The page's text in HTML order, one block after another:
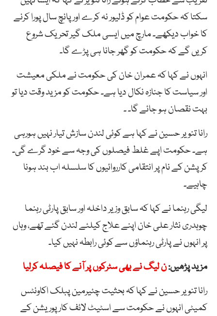
سکتا کہ حکومت عوام کو ڈلیور نہ کرے اور پانچ سال پورا کرنے
کا خواب دیکھے۔ مارچ میں ایسی ملک گیر تحریک شروع
کریں گے کہ حکومت کو گھر جانا ہی پڑے گا۔
انہوں نے کہا کہ عمران خان کی حکومت نے ملکی معیشت
اور سیاست کا جنازہ نکال دیا ہے۔ حکومت کو مزید وقت دیا تو
بہت نقصان ہو جائے گا۔ ۔
رانا تنویر حسین نے کہا ہے کوئی لندن سازش تیار نہیں ہورہی
ہے۔ حکومت اپے غلط فیصلوں کی وجہ سے خود گرے گی۔
کرپشن کے نام پر انتقامی کارروائیوں کا سلسلہ اب بند ہونا
چاہیے۔
لیگی رہنما نے کہا کہ سابق وزیر داخلہ اور سابق پارٹی رہنما
چوہدری نثار علی خان اپنے علاج کیلئے لندن گئے تھے، وہاں
پر انہوں نے پارٹی رہنماؤں سے کوئی رابطہ نہیں کیا۔
مزید پڑھیں:ن لیگ نے بھی سٹرکوں پر آنے کا فیصلہ کرلیا
رانا تنویر حسین نے کہا کہ بحثیت چئیرمین پبلک اکاونٹس
کمیٹی انہوں نے حکومت سے اسٹیٹ لائف کارپوریشن کے